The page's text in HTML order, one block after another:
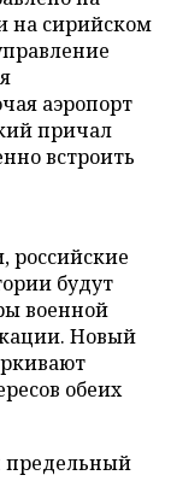
на сирийском
аэропорт
причал
встроить
российские
будут
военной
Новый
обеих
предельный